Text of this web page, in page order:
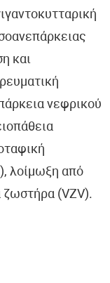
και
νεφρικού
λοίμωξη από
ζωστήρα (VZV).